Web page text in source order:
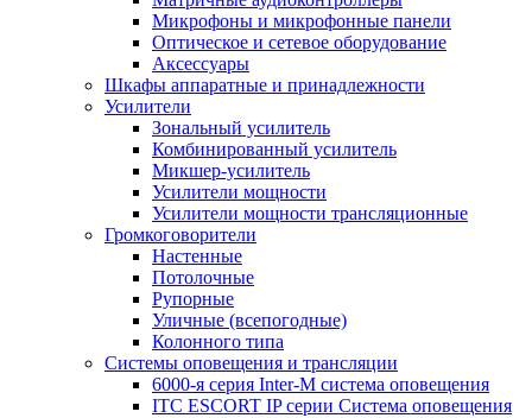
Микрофоны и микрофонные панели
Оптическое и сетевое оборудование
Аксессуары
Шкафы аппаратные и принадлежности
Усилители
Зональный усилитель
Комбинированный усилитель
Микшер-усилитель
Усилители мощности
Усилители мощности трансляционные
Громкоговорители
Настенные
Потолочные
Рупорные
Уличные (всепогодные)
Колонного типа
Системы оповещения и трансляции
6000-я серия Inter-M система оповещения
ITC ESCORT IP серии Система оповещения